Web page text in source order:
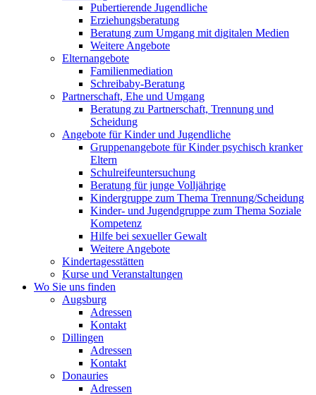
Pubertierende Jugendliche
Erziehungsberatung
Beratung zum Umgang mit digitalen Medien
Weitere Angebote
Elternangebote
Familienmediation
Schreibaby-Beratung
Partnerschaft, Ehe und Umgang
Beratung zu Partnerschaft, Trennung und
Scheidung
Angebote für Kinder und Jugendliche
Gruppenangebote für Kinder psychisch kranker
Eltern
Schulreifeuntersuchung
Beratung für junge Volljährige
Kindergruppe zum Thema Trennung/Scheidung
Kinder- und Jugendgruppe zum Thema Soziale
Kompetenz
Hilfe bei sexueller Gewalt
Weitere Angebote
Kindertagesstätten
Kurse und Veranstaltungen
Wo Sie uns finden
Augsburg
Adressen
Kontakt
Dillingen
Adressen
Kontakt
Donauries
Adressen